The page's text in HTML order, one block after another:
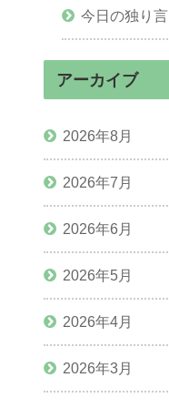
今日の独り言
アーカイブ
2026年8月
2026年7月
2026年6月
2026年5月
2026年4月
2026年3月